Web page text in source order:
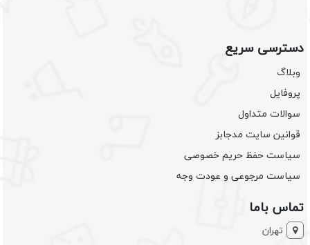
دسترسی سریع
وبلاگ
پروفایل
سوالات متداول
قوانین سایت مدجابز
سیاست حفظ حریم خصوصی
سیاست مرجوعی و عودت وجه
تماس باما
تهران